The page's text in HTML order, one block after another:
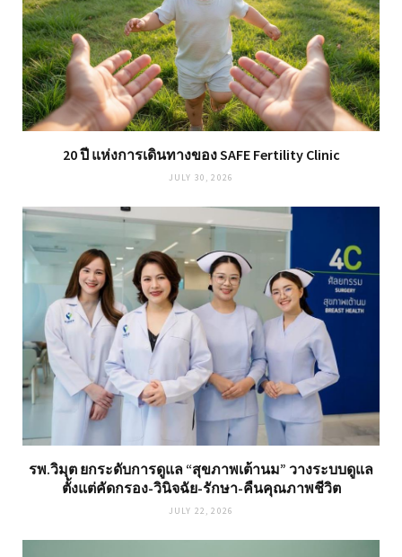
20 ปี แห่งการเดินทางของ SAFE Fertility Clinic
JULY 30, 2026
รพ.วิมุต ยกระดับการดูแล “สุขภาพเต้านม” วางระบบดูแล
ตั้งแต่คัดกรอง-วินิจฉัย-รักษา-คืนคุณภาพชีวิต
JULY 22, 2026